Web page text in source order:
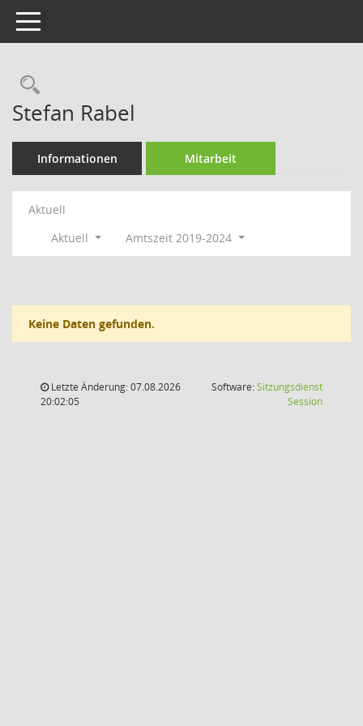
Toggle navigation
Rechercheauswahl
Stefan Rabel
Informationen Mitarbeit
Aktuell
Aktuell
Amtszeit 2019-2024
Keine Daten gefunden.
Letzte Änderung: 07.08.2026
20:02:05
Software:Sitzungsdienst
Session(Wird in